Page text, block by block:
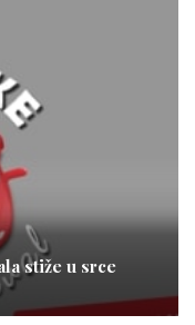
stiže u srce